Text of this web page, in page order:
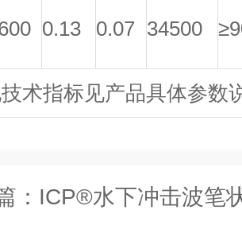
0.13 0.07 34500
术指标见产品具体参数
： ICP®水下冲击波笔